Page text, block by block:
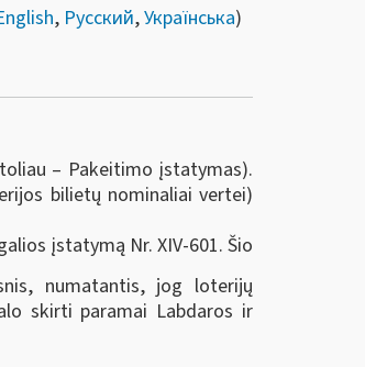
, Русский,Українська)
– Pakeitimo įstatymas).
bilietų nominaliai vertei)
įstatymą Nr. XIV-601. Šio
numatantis, jog loterijų
skirti paramai Labdaros ir